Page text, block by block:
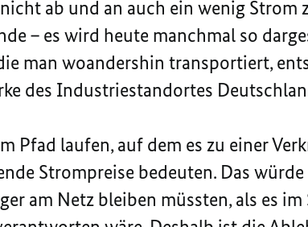
ab und an auch ein wenig Strom
– es wird heute manchmal so
man woandershin transportiert,
des Industriestandortes
Pfad laufen, auf dem es zu einer
Strompreise bedeuten. Das
am Netz bleiben müssten, als es im